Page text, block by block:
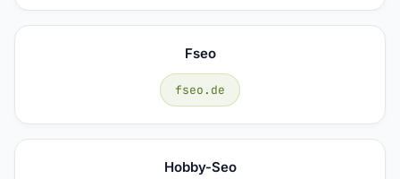
Fseo
fseo.de
Hobby-Seo